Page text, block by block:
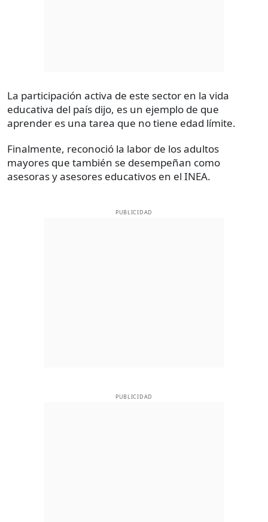
La participación activa de este sector en la vida
educativa del país dijo, es un ejemplo de que
aprender es una tarea que no tiene edad límite.
Finalmente, reconoció la labor de los adultos
mayores que también se desempeñan como
asesoras y asesores educativos en el INEA.
PUBLICIDAD
PUBLICIDAD